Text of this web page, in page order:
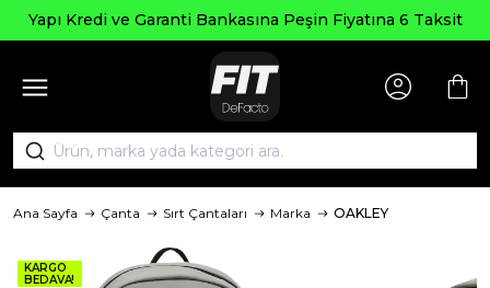
Yapı Kredi ve Garanti Bankasına Peşin Fiyatına 6 Taksit
Ana Sayfa Çanta Sırt Çantaları Marka OAKLEY
KARGO
BEDAVA!